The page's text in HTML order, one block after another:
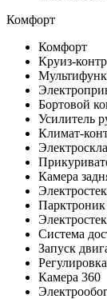
Комфорт
Комфорт
Круиз-
Бортовой
Усилитель
Климат-
Камера
Парктроник
Система
Запуск
Камера 360